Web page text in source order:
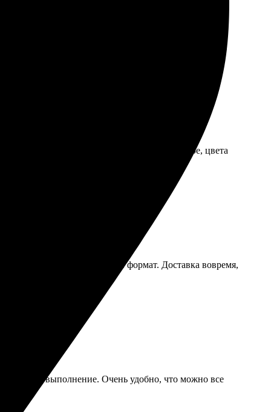
разных стилей. Доставили быстро, качество
на каждом шаге. Качество печати отличное, цвета
легко выбрать нужный формат. Доставка вовремя,
и быстрое выполнение. Очень удобно, что можно все